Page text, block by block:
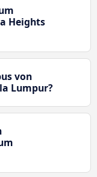
Heights
von
Lumpur?